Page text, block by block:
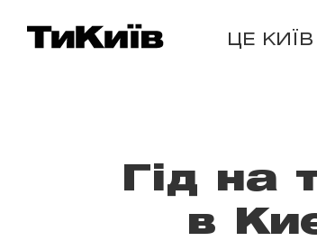
ЦЕ КИЇВ
Гід на
в